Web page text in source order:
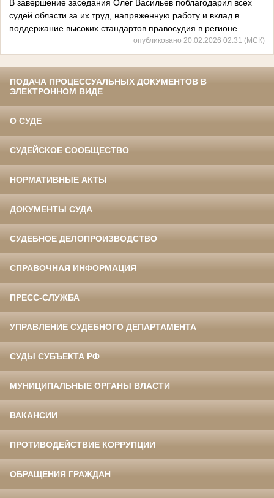
В завершение заседания Олег Васильев поблагодарил всех
судей области за их труд, напряженную работу и вклад в
поддержание высоких стандартов правосудия в регионе.
опубликовано 20.02.2026 02:31 (МСК)
ПОДАЧА ПРОЦЕССУАЛЬНЫХ ДОКУМЕНТОВ В
ЭЛЕКТРОННОМ ВИДЕ
О СУДЕ
СУДЕЙСКОЕ СООБЩЕСТВО
НОРМАТИВНЫЕ АКТЫ
ДОКУМЕНТЫ СУДА
СУДЕБНОЕ ДЕЛОПРОИЗВОДСТВО
СПРАВОЧНАЯ ИНФОРМАЦИЯ
ПРЕСС-СЛУЖБА
УПРАВЛЕНИЕ СУДЕБНОГО ДЕПАРТАМЕНТА
СУДЫ СУБЪЕКТА РФ
МУНИЦИПАЛЬНЫЕ ОРГАНЫ ВЛАСТИ
ВАКАНСИИ
ПРОТИВОДЕЙСТВИЕ КОРРУПЦИИ
ОБРАЩЕНИЯ ГРАЖДАН